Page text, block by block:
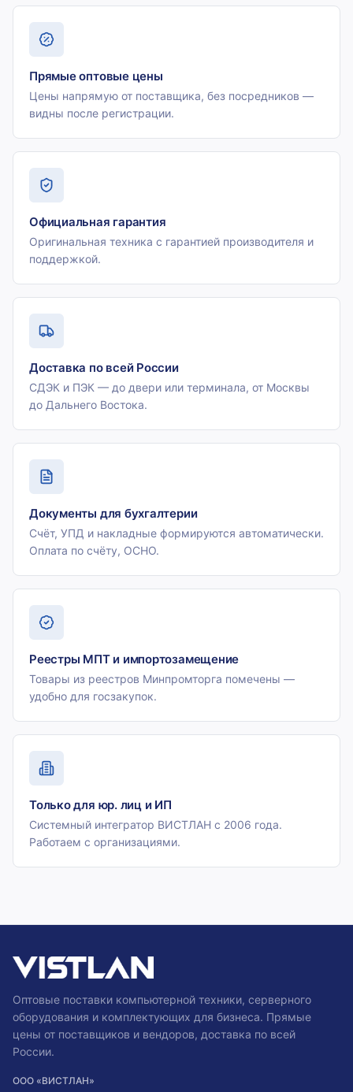
Прямые оптовые цены
Цены напрямую от поставщика, без посредников —
видны после регистрации.
Официальная гарантия
Оригинальная техника с гарантией производителя и
поддержкой.
Доставка по всей России
СДЭК и ПЭК — до двери или терминала, от Москвы
до Дальнего Востока.
Документы для бухгалтерии
Счёт, УПД и накладные формируются автоматически.
Оплата по счёту, ОСНО.
Реестры МПТ и импортозамещение
Товары из реестров Минпромторга помечены —
удобно для госзакупок.
Только для юр. лиц и ИП
Системный интегратор ВИСТЛАН с 2006 года.
Работаем с организациями.
Оптовые поставки компьютерной техники, серверного
оборудования и комплектующих для бизнеса. Прямые
цены от поставщиков и вендоров, доставка по всей
России.
ООО «ВИСТЛАН»